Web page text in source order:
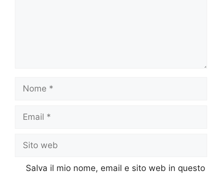
Nome
Email
Sito
web
Salva il mio nome, email e sito web in questo